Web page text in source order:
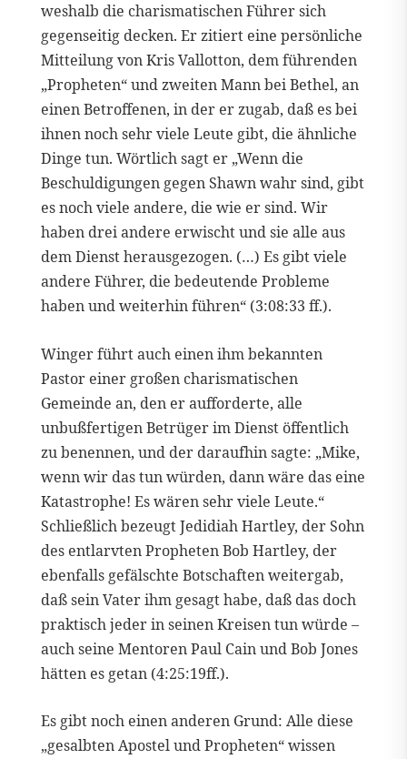
weshalb die charismatischen Führer sich
gegenseitig decken. Er zitiert eine persönliche
Mitteilung von Kris Vallotton, dem führenden
„Propheten“ und zweiten Mann bei Bethel, an
einen Betroffenen, in der er zugab, daß es bei
ihnen noch sehr viele Leute gibt, die ähnliche
Dinge tun. Wörtlich sagt er „Wenn die
Beschuldigungen gegen Shawn wahr sind, gibt
es noch viele andere, die wie er sind. Wir
haben drei andere erwischt und sie alle aus
dem Dienst herausgezogen. (…) Es gibt viele
andere Führer, die bedeutende Probleme
haben und weiterhin führen“ (3:08:33 ff.).
Winger führt auch einen ihm bekannten
Pastor einer großen charismatischen
Gemeinde an, den er aufforderte, alle
unbußfertigen Betrüger im Dienst öffentlich
zu benennen, und der daraufhin sagte: „Mike,
wenn wir das tun würden, dann wäre das eine
Katastrophe! Es wären sehr viele Leute.“
Schließlich bezeugt Jedidiah Hartley, der Sohn
des entlarvten Propheten Bob Hartley, der
ebenfalls gefälschte Botschaften weitergab,
daß sein Vater ihm gesagt habe, daß das doch
praktisch jeder in seinen Kreisen tun würde –
auch seine Mentoren Paul Cain und Bob Jones
hätten es getan (4:25:19ff.).
Es gibt noch einen anderen Grund: Alle diese
„gesalbten Apostel und Propheten“ wissen